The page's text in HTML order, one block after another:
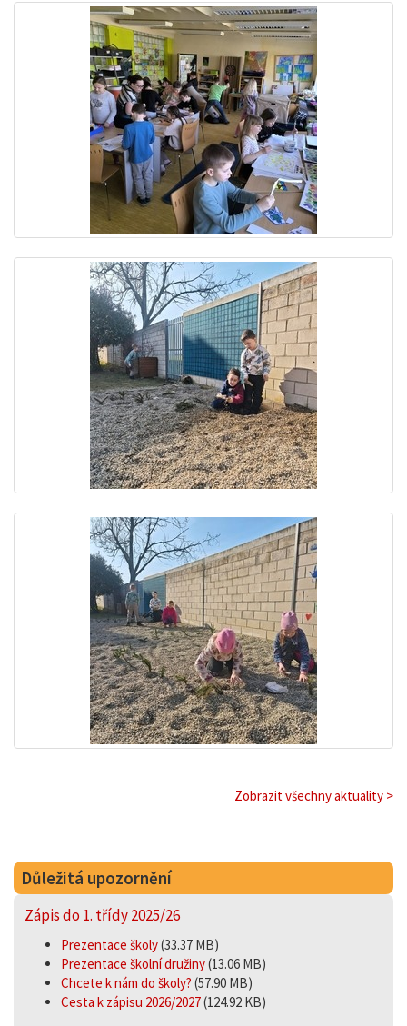
Zobrazit všechny aktuality >
Důležitá upozornění
Zápis do 1. třídy 2025/26
Prezentace školy(33.37 MB)
Prezentace školní družiny(13.06 MB)
Chcete k nám do školy? (57.90 MB)
Cesta k zápisu 2026/2027(124.92 KB)